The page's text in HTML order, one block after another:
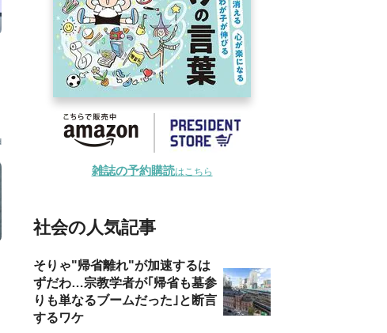
雑誌の予約購読はこちら
社会の人気記事
そりゃ"帰省離れ"が加速するは
ずだわ…宗教学者が｢帰省も墓参
りも単なるブームだった｣と断言
するワケ